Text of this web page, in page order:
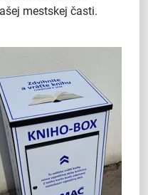
mestskej časti.